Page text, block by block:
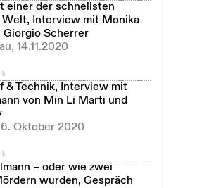
einer der schnellsten
Interview mit Monika
Giorgio Scherrer
14.11.2020
& Technik, Interview mit
von Min Li Marti und
Oktober 2020
– oder wie zwei
wurden, Gespräch